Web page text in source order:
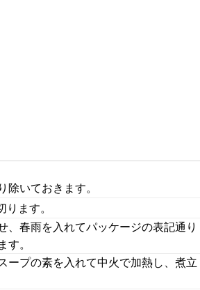
除いておきます。
ります。
、春雨を入れてパッケージの表記通り
す。
ープの素を入れて中火で加熱し、煮立